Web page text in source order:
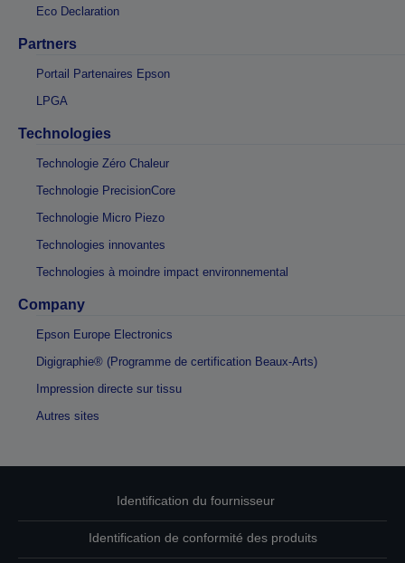
Eco Declaration
Partners
Portail Partenaires Epson
LPGA
Technologies
Technologie Zéro Chaleur
Technologie PrecisionCore
Technologie Micro Piezo
Technologies innovantes
Technologies à moindre impact environnemental
Company
Epson Europe Electronics
Digigraphie® (Programme de certification Beaux-Arts)
Impression directe sur tissu
Autres sites
Identification du fournisseur
Identification de conformité des produits